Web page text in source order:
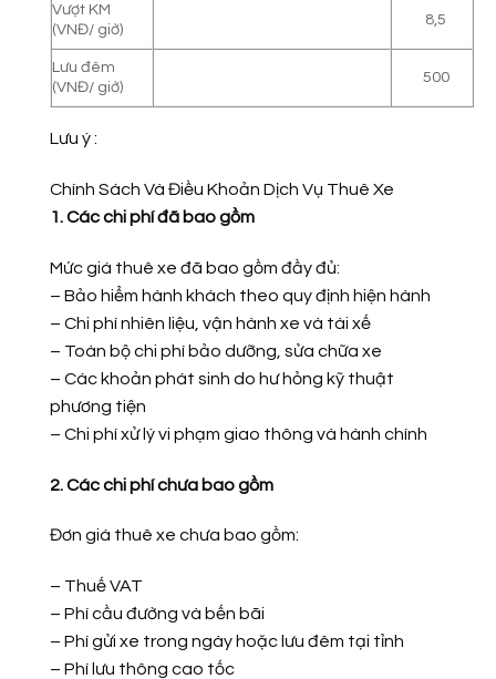
Vượt KM
(VNĐ/ giờ)
8,5
Lưu đêm
(VNĐ/ giờ)
500
Lưu ý :
Chính Sách Và Điều Khoản Dịch Vụ Thuê Xe
1. Các chi phí đã bao gồm
Mức giá thuê xe đã bao gồm đầy đủ:
– Bảo hiểm hành khách theo quy định hiện hành
– Chi phí nhiên liệu, vận hành xe và tài xế
– Toàn bộ chi phí bảo dưỡng, sửa chữa xe
– Các khoản phát sinh do hư hỏng kỹ thuật
phương tiện
– Chi phí xử lý vi phạm giao thông và hành chính
2. Các chi phí chưa bao gồm
Đơn giá thuê xe chưa bao gồm:
– Thuế VAT
– Phí cầu đường và bến bãi
– Phí gửi xe trong ngày hoặc lưu đêm tại tỉnh
– Phí lưu thông cao tốc